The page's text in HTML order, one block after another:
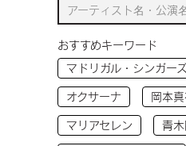
おすすめキーワード
マドリガル・シンガー
オクサーナ 岡本
マリアセレン 青